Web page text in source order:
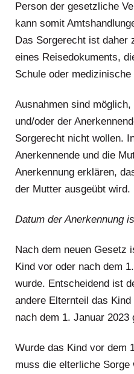
Person der gesetzliche
kann somit
Das Sorgerecht ist daher
eines Reisedokuments,
Schule oder
Ausnahmen sind
und/oder der
Sorgerecht nicht wollen.
Anerkennende und die
Anerkennung erklären,
der Mutter ausgeübt wird.
Datum der Anerkennung
Nach dem neuen Gesetz
Kind vor oder nach dem
wurde. Entscheidend ist
andere Elternteil das
nach dem 1. Januar 2023
Wurde das Kind vor dem
muss die elterliche